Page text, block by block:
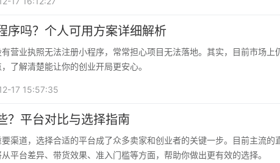
序吗？个人可用方案详细解析
营业执照无法注册小程序，常常担心项目无法落地。其实，目前市场
了解清楚能让你的创业开局更安心。
17 15:57:35
？平台对比与选择指南
渠道，选择合适的平台成了众多卖家和创业者的关键一步。目前主流
平台差异、带货效果、准入门槛等方面，帮助你做出更有效的选择。